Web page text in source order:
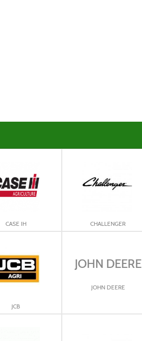
CASE IH CHALLENGER
JCB
JOHN DEERE
JOHN DEERE